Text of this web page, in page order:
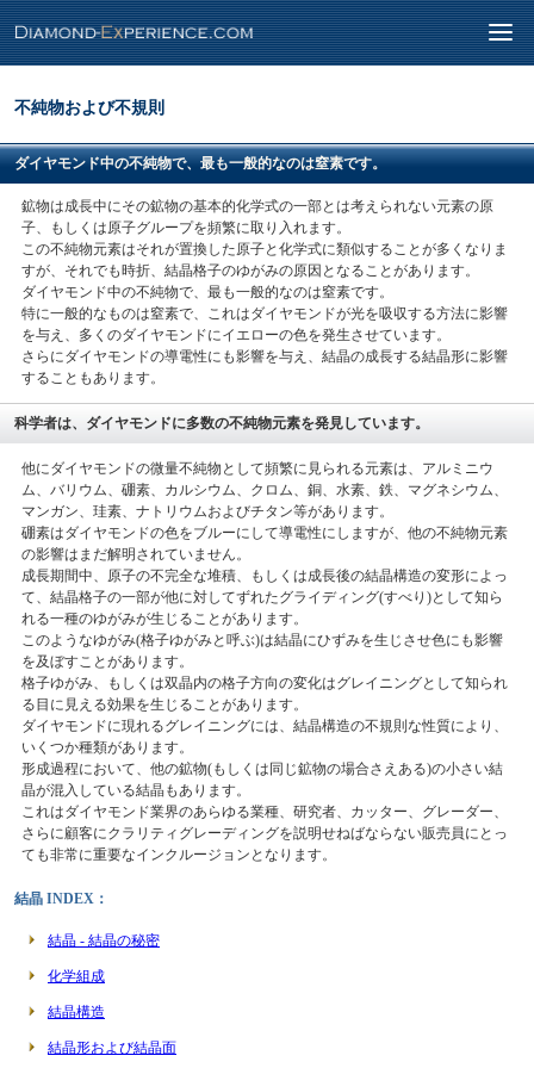
不純物および不規則
ダイヤモンド中の不純物で、最も一般的なのは窒素です。
鉱物は成長中にその鉱物の基本的化学式の一部とは考えられない元素の原
子、もしくは原子グループを頻繁に取り入れます。
この不純物元素はそれが置換した原子と化学式に類似することが多くなりま
すが、それでも時折、結晶格子のゆがみの原因となることがあります。
ダイヤモンド中の不純物で、最も一般的なのは窒素です。
特に一般的なものは窒素で、これはダイヤモンドが光を吸収する方法に影響
を与え、多くのダイヤモンドにイエローの色を発生させています。
さらにダイヤモンドの導電性にも影響を与え、結晶の成長する結晶形に影響
することもあります。
科学者は、ダイヤモンドに多数の不純物元素を発見しています。
他にダイヤモンドの微量不純物として頻繁に見られる元素は、アルミニウ
ム、バリウム、硼素、カルシウム、クロム、銅、水素、鉄、マグネシウム、
マンガン、珪素、ナトリウムおよびチタン等があります。
硼素はダイヤモンドの色をブルーにして導電性にしますが、他の不純物元素
の影響はまだ解明されていません。
成長期間中、原子の不完全な堆積、もしくは成長後の結晶構造の変形によっ
て、結晶格子の一部が他に対してずれたグライディング(すべり)として知ら
れる一種のゆがみが生じることがあります。
このようなゆがみ(格子ゆがみと呼ぶ)は結晶にひずみを生じさせ色にも影響
を及ぼすことがあります。
格子ゆがみ、もしくは双晶内の格子方向の変化はグレイニングとして知られ
る目に見える効果を生じることがあります。
ダイヤモンドに現れるグレイニングには、結晶構造の不規則な性質により、
いくつか種類があります。
形成過程において、他の鉱物(もしくは同じ鉱物の場合さえある)の小さい結
晶が混入している結晶もあります。
これはダイヤモンド業界のあらゆる業種、研究者、カッター、グレーダー、
さらに顧客にクラリティグレーディングを説明せねばならない販売員にとっ
ても非常に重要なインクルージョンとなります。
結晶 INDEX：
結晶 - 結晶の秘密
化学組成
結晶構造
結晶形および結晶面